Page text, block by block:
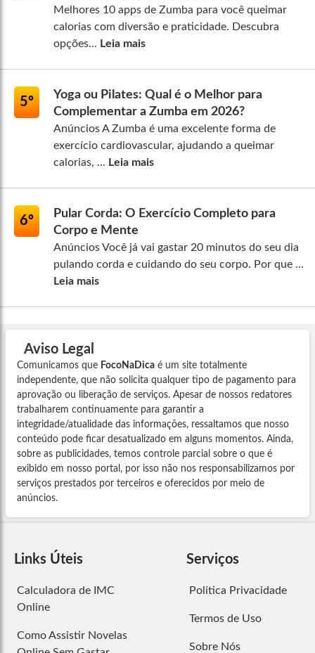
Melhores 10 apps de Zumba para você queimar
calorias com diversão e praticidade. Descubra
opções... Leia mais
5º
Yoga ou Pilates: Qual é o Melhor para
Complementar a Zumba em 2026?
Anúncios A Zumba é uma excelente forma de
exercício cardiovascular, ajudando a queimar
calorias, ... Leia mais
6º
Pular Corda: O Exercício Completo para
Corpo e Mente
Anúncios Você já vai gastar 20 minutos do seu dia
pulando corda e cuidando do seu corpo. Por que ...
Leia mais
Aviso Legal
Comunicamos que FocoNaDica é um site totalmente
independente, que não solicita qualquer tipo de pagamento para
aprovação ou liberação de serviços. Apesar de nossos redatores
trabalharem continuamente para garantir a
integridade/atualidade das informações, ressaltamos que nosso
conteúdo pode ficar desatualizado em alguns momentos. Ainda,
sobre as publicidades, temos controle parcial sobre o que é
exibido em nosso portal, por isso não nos responsabilizamos por
serviços prestados por terceiros e oferecidos por meio de
anúncios.
Links Úteis
Calculadora de IMC
Online
Como Assistir Novelas
Serviços
Política Privacidade
Termos de Uso
Sobre Nós